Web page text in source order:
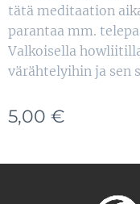
tätä meditaation
parantaa mm.
Valkoisella
värähtelyihin ja sen
5,00 €